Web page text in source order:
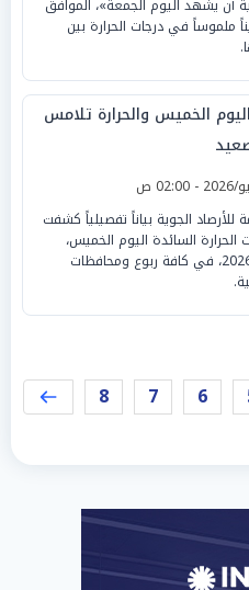
أن يشهد اليوم الجمعة»، الموافق
2026، تبايناً ملموساً في درجات الحرارة بين
الخميس والحرارة تلامس
للأرصاد الجوية بياناً تفصيلياً كشفت
السائدة اليوم الخميس،
الموافق 11 يونيو 2026، في كافة ربوع ومحافظات
6
7
8